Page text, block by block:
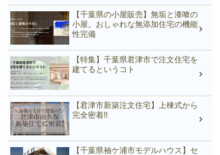
【千葉県の小屋販売】無垢と漆喰の
小屋。おしゃれな無添加住宅の機能
性完備
【特集】千葉県君津市で注文住宅を
建てるというコト
【君津市新築注文住宅】上棟式から
完全密着!!
【千葉県袖ケ浦市モデルハウス】セ